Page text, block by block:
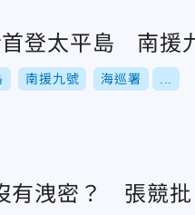
登太平島 南援
南援九號 海巡署
有洩密？ 張競批